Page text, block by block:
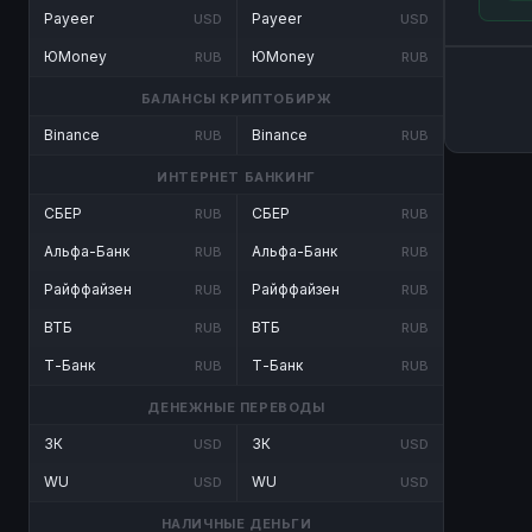
Payeer USD
ЮMoney RUB
Payeer USD
ЮMoney RUB
БАЛАНСЫ КРИПТОБИРЖ
Binance RUB Binance RUB
ИНТЕРНЕТ БАНКИНГ
СБЕР RUB
Альфа-Банк RUB
Райффайзен RUB
ВТБ RUB
Т-Банк RUB
СБЕР RUB
Альфа-Банк RUB
Райффайзен RUB
ВТБ RUB
Т-Банк RUB
ДЕНЕЖНЫЕ ПЕРЕВОДЫ
ЗК USD
WU USD
ЗК USD
WU USD
НАЛИЧНЫЕ ДЕНЬГИ